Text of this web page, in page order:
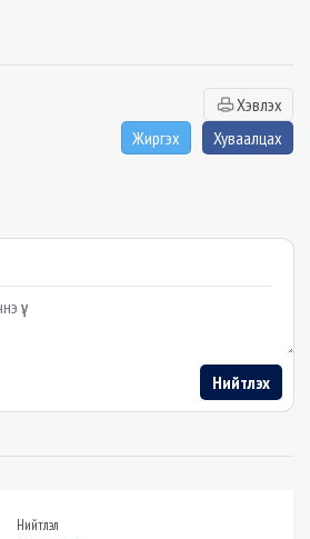
Хэвлэх
Жиргэх
Хуваалцах
Нийтлэх
Нийтлэл